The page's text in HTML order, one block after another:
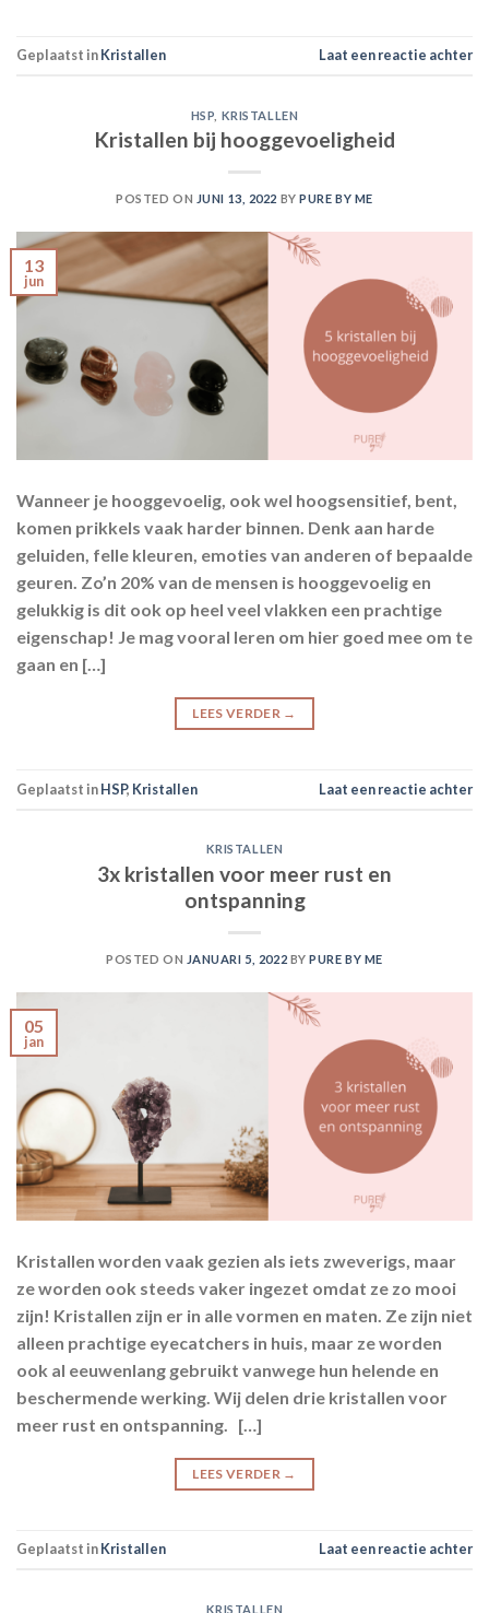
Geplaatst inKristallen Laat een reactie achter
HSP KRISTALLEN
Kristallen bij hooggevoeligheid
POSTED ON JUNI 13, 2022 BYPURE BY ME
13
jun
Wanneer je hooggevoelig, ook wel hoogsensitief, bent,
komen prikkels vaak harder binnen. Denk aan harde
geluiden, felle kleuren, emoties van anderen of bepaalde
geuren. Zo’n 20% van de mensen is hooggevoelig en
gelukkig is dit ook op heel veel vlakken een prachtige
eigenschap! Je mag vooral leren om hier goed mee om te
gaan en […]
LEES VERDER →
Geplaatst inHSP, Kristallen Laat een reactie achter
KRISTALLEN
3x kristallen voor meer rust en
ontspanning
POSTED ON JANUARI 5, 2022 BYPURE BY ME
05
jan
Kristallen worden vaak gezien als iets zweverigs, maar
ze worden ook steeds vaker ingezet omdat ze zo mooi
zijn! Kristallen zijn er in alle vormen en maten. Ze zijn niet
alleen prachtige eyecatchers in huis, maar ze worden
ook al eeuwenlang gebruikt vanwege hun helende en
beschermende werking. Wij delen drie kristallen voor
meer rust en ontspanning. […]
LEES VERDER →
Geplaatst inKristallen Laat een reactie achter
KRISTALLEN